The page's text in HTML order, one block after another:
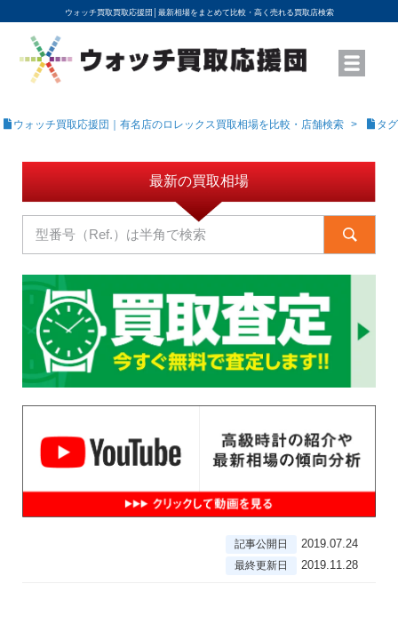
ウォッチ買取買取応援団│ 最新相場をまとめて比較・高く売れる買取店検索
YouTubeで動画を公開中
ROLEXモデル名から買取相場を調べる
高級時計ブランド名から買取相場を調べる
地域から買取店を探す
店舗名から買取店を探す
ブランド時計を高く売る方法
買取査定を依頼する
ウォッチ買取応援団｜有名店のロレックス買取相場を比較・店舗検索 タ
最新の買取相場
記事公開日 2019.07.24
最終更新日 2019.11.28